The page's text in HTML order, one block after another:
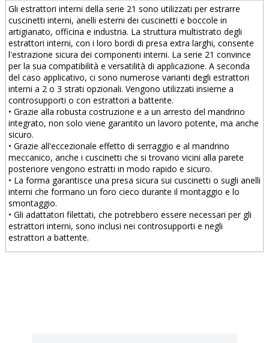
Gli estrattori interni della serie 21 sono utilizzati per estrarre
cuscinetti interni, anelli esterni dei cuscinetti e boccole in
artigianato, officina e industria. La struttura multistrato degli
estrattori interni, con i loro bordi di presa extra larghi, consente
l'estrazione sicura dei componenti interni. La serie 21 convince
per la sua compatibilità e versatilità di applicazione. A seconda
del caso applicativo, ci sono numerose varianti degli estrattori
interni a 2 o 3 strati opzionali. Vengono utilizzati insieme a
controsupporti o con estrattori a battente.
• Grazie alla robusta costruzione e a un arresto del mandrino
integrato, non solo viene garantito un lavoro potente, ma anche
sicuro.
• Grazie all'eccezionale effetto di serraggio e al mandrino
meccanico, anche i cuscinetti che si trovano vicini alla parete
posteriore vengono estratti in modo rapido e sicuro.
• La forma garantisce una presa sicura sui cuscinetti o sugli anelli
interni che formano un foro cieco durante il montaggio e lo
smontaggio.
• Gli adattatori filettati, che potrebbero essere necessari per gli
estrattori interni, sono inclusi nei controsupporti e negli
estrattori a battente.